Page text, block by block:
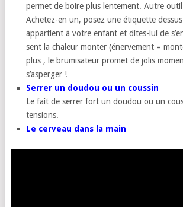
permet de boire plus lentement. Autre
Achetez-en un, posez une étiquette dessus
appartient à votre enfant et dites-lui de
sent la chaleur monter (énervement =
plus , le brumisateur promet de jolis
s’asperger !
Serrer un doudou ou un coussin
Le fait de serrer fort un doudou ou un
tensions.
Le cerveau dans la main